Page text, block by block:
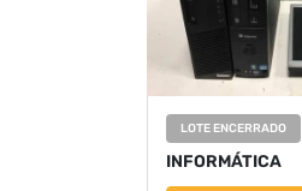
LOTE ENCERRADO
INFORMÁTICA